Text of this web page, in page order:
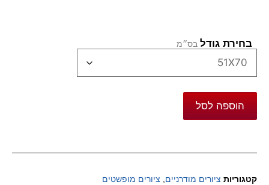
בחירת גודל
הוספה לסל
קטגוריות ציורים מודרניים, ציורים מופשטים